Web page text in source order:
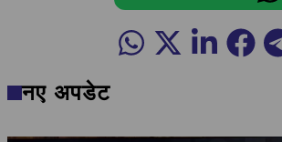
नए अपडेट